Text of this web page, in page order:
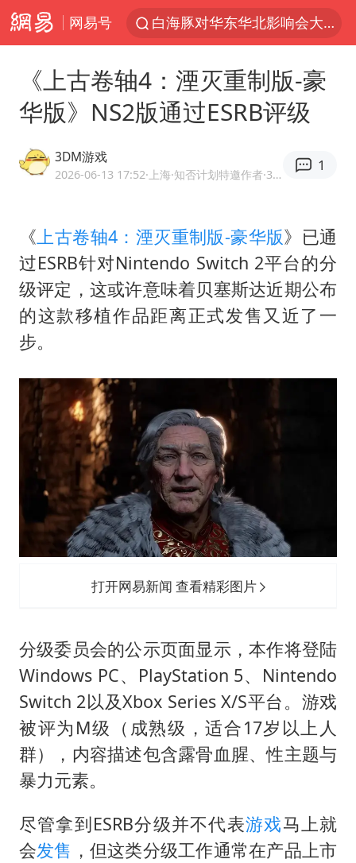
网易号
白海豚对华东华北影响会大于巴威
以拒绝“和平委员会”的加沙和平计划
国足U17与阿森纳决赛取消 并列冠军
香港刷新1884年以来最高气温纪录
上海全力守护市民“菜篮子”
猫咪过火把节被抹成黑猫
宝妈给四胞胎取名平安喜乐
BLG经理辟谣Bin离队
暴雨预报为何有时感觉不准
《上古卷轴4：湮灭重制版-豪
华版》NS2版通过ESRB评级
3DM游戏
2026-06-13 17:52·上海 ·知否计划特邀作者·3DMGAME官方网易号
1
《上古卷轴4：湮灭重制版-豪华版》已通
过ESRB针对Nintendo Switch 2平台的分
级评定，这或许意味着贝塞斯达近期公布
的这款移植作品距离正式发售又近了一
步。
打开网易新闻 查看精彩图片
分级委员会的公示页面显示，本作将登陆
Windows PC、PlayStation 5、Nintendo
Switch 2以及Xbox Series X/S平台。游戏
被评为M级（成熟级，适合17岁以上人
群），内容描述包含露骨血腥、性主题与
暴力元素。
尽管拿到ESRB分级并不代表游戏马上就
会发售 ，但这类分级工作通常在产品上市